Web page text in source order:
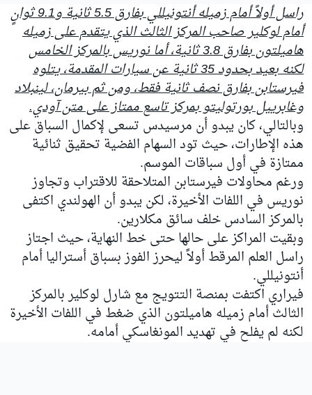
راسل أولاً أمام زميله أنتونيللي بفارق 5.5 ثانية و9.1 ثوانٍ
أمام لوكلير صاحب المركز الثالث الذي يتقدم على زميله
هاميلتون بفارق 3.8 ثانية، أما نوريس بالمركز الخامس
لكنه بعيد بحدود 35 ثانية عن سيارات المقدمة، يتلوه
فيرستابن بفارق نصف ثانية فقط، ومن ثم بيرمان، لينبلاد
وغابرييل بورتوليتو بمركز تاسع ممتاز على متن آودي.
وبالتالي، كان يبدو أن مرسيدس تسعى لإكمال السباق على
هذه الإطارات، حيث تود السهام الفضية تحقيق ثنائية
ممتازة في أول سباقات الموسم.
ورغم محاولات فيرستابن المتلاحقة للاقتراب وتجاوز
نوريس في اللفات الأخيرة، لكن يبدو أن الهولندي اكتفى
بالمركز السادس خلف سائق مكلارين.
وبقيت المراكز على حالها حتى خط النهاية، حيث اجتاز
راسل العلم المرقط أولاً ليحرز الفوز بسباق أستراليا أمام
أنتونيللي.
فيراري اكتفت بمنصة التتويج مع شارل لوكلير بالمركز
الثالث أمام زميله هاميلتون الذي ضغط في اللفات الأخيرة
لكنه لم يفلح في تهديد المونغاسكي أمامه.